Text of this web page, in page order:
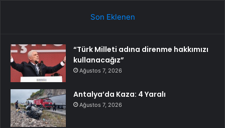
Son Eklenen
“Türk Milleti adına direnme hakkımızı
kullanacağız”
Ağustos 7, 2026
Antalya’da Kaza: 4 Yaralı
Ağustos 7, 2026